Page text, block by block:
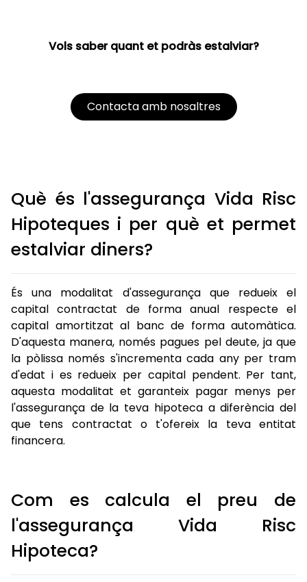
Vols saber quant et podràs estalviar?
Contacta amb nosaltres
Què és l'assegurança Vida Risc
Hipoteques i per què et permet
estalviar diners?
És una modalitat d'assegurança que redueix el
capital contractat de forma anual respecte el
capital amortitzat al banc de forma automàtica.
D'aquesta manera, només pagues pel deute, ja que
la pòlissa només s'incrementa cada any per tram
d'edat i es redueix per capital pendent. Per tant,
aquesta modalitat et garanteix pagar menys per
l'assegurança de la teva hipoteca a diferència del
que tens contractat o t'ofereix la teva entitat
financera.
Com es calcula el preu de
l'assegurança Vida Risc
Hipoteca?